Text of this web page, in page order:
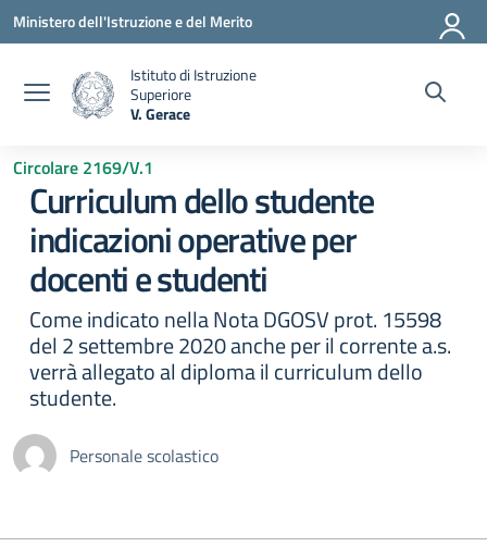
Vai ai contenuti
Vai al menu di navigazione
Vai al footer
Ministero dell'Istruzione e del Merito
Istituto di Istruzione
Superiore
V. Gerace
Circolare 2169/V.1
Curriculum dello studente
indicazioni operative per
docenti e studenti
Come indicato nella Nota DGOSV prot. 15598
del 2 settembre 2020 anche per il corrente a.s.
verrà allegato al diploma il curriculum dello
studente.
Personale scolastico